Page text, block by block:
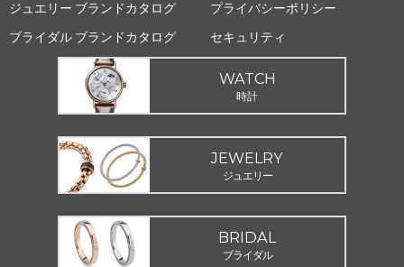
ジュエリー ブランドカタログ
ブライダル ブランドカタログ
プライバシーポリシー
セキュリティ
WATCH
時計
JEWELRY
ジュエリー
BRIDAL
ブライダル